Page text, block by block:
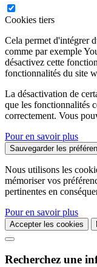
Cookies tiers
Cela permet d'intégrer
comme par exemple
désactivez cette
fonctionnalités du site
La désactivation de
que les fonctionnalités
correctement. Vous
Pour en savoir plus
Sauvegarder les
Nous utilisons les
mémoriser vos
pertinentes en
Pour en savoir plus
Accepter les cookies
Recherchez une